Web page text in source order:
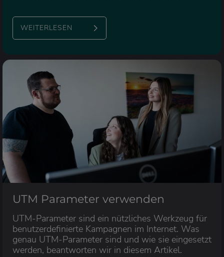
WEITERLESEN
UTM Parameter verwenden
UTM-Parameter sind ein nützliches Werkzeug für
benutzerdefinierte Kampagnen im Internet. Was
genau UTM-Parameter sind und wie sie eingesetzt
werden, beantworten wir in diesem Artikel.